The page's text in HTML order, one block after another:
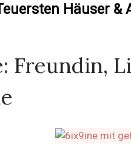
Häuser &
Freundin,